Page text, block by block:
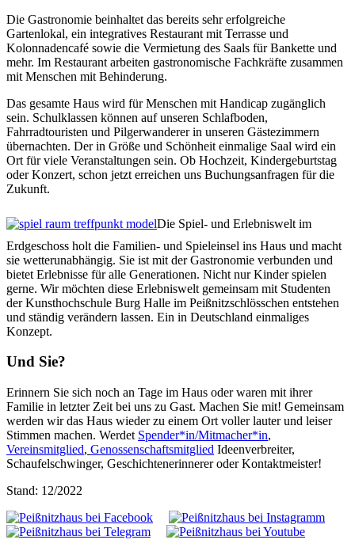
Die Gastronomie beinhaltet das bereits sehr erfolgreiche
Gartenlokal, ein integratives Restaurant mit Terrasse und
Kolonnadencafé sowie die Vermietung des Saals für Bankette und
mehr. Im Restaurant arbeiten gastronomische Fachkräfte zusammen
mit Menschen mit Behinderung.
Das gesamte Haus wird für Menschen mit Handicap zugänglich
sein. Schulklassen können auf unseren Schlafboden,
Fahrradtouristen und Pilgerwanderer in unseren Gästezimmern
übernachten. Der in Größe und Schönheit einmalige Saal wird ein
Ort für viele Veranstaltungen sein. Ob Hochzeit, Kindergeburtstag
oder Konzert, schon jetzt erreichen uns Buchungsanfragen für die
Zukunft.
Die Spiel- und Erlebniswelt im
Erdgeschoss holt die Familien- und Spieleinsel ins Haus und macht
sie wetterunabhängig. Sie ist mit der Gastronomie verbunden und
bietet Erlebnisse für alle Generationen. Nicht nur Kinder spielen
gerne. Wir möchten diese Erlebniswelt gemeinsam mit Studenten
der Kunsthochschule Burg Halle im Peißnitzschlösschen entstehen
und ständig verändern lassen. Ein in Deutschland einmaliges
Konzept.
Und Sie?
Erinnern Sie sich noch an Tage im Haus oder waren mit ihrer
Familie in letzter Zeit bei uns zu Gast. Machen Sie mit! Gemeinsam
werden wir das Haus wieder zu einem Ort voller lauter und leiser
Stimmen machen. Werdet Spender*in/Mitmacher*in,
Vereinsmitglied, Genossenschaftsmitglied Ideenverbreiter,
Schaufelschwinger, Geschichtenerinnerer oder Kontaktmeister!
Stand: 12/2022